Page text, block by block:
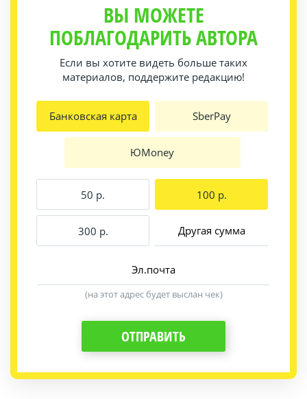
ВЫ МОЖЕТЕ
ПОБЛАГОДАРИТЬ АВТОРА
Если вы хотите видеть больше таких
материалов, поддержите редакцию!
Банковская карта SberPay
ЮMoney
50 p. 100 p.
300 p.
(на этот адрес будет выслан чек)
ОТПРАВИТЬ